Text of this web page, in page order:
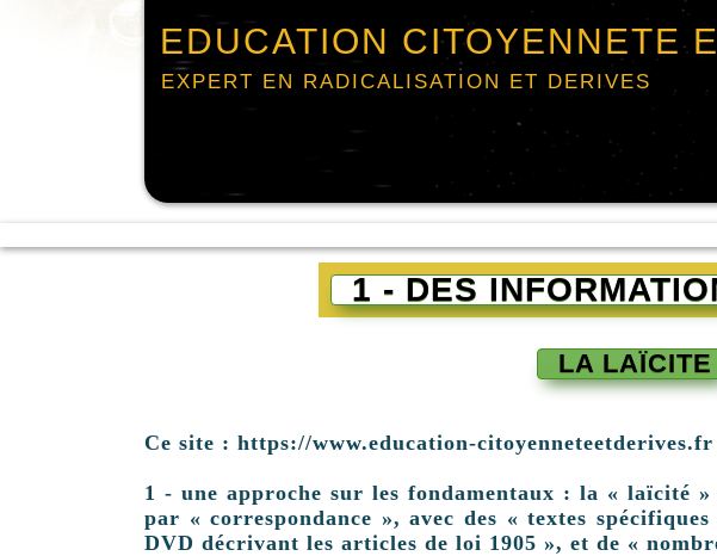
EDUCATION CITOYENNETE
EXPERT EN RADICALISATION ET DERIVES
1 - DES
LA LAÏCITE
Ce site : https://www.education-citoyenneteetderives.fr
1 - une approche sur les fondamentaux : la « laïcité
par « correspondance », avec des « textes
DVD décrivant les articles de loi 1905 », et de «